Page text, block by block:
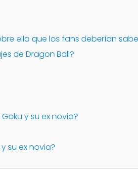
ella que los fans deberían
de Dragon Ball?
y su ex novia?
su ex novia?